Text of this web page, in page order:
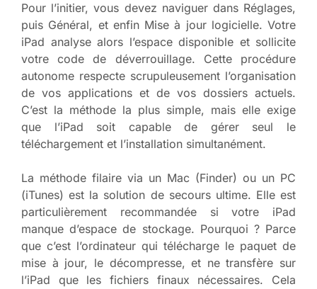
Pour l’initier, vous devez naviguer dans Réglages,
puis Général, et enfin Mise à jour logicielle. Votre
iPad analyse alors l’espace disponible et sollicite
votre code de déverrouillage. Cette procédure
autonome respecte scrupuleusement l’organisation
de vos applications et de vos dossiers actuels.
C’est la méthode la plus simple, mais elle exige
que l’iPad soit capable de gérer seul le
téléchargement et l’installation simultanément.
La méthode filaire via un Mac (Finder) ou un PC
(iTunes) est la solution de secours ultime. Elle est
particulièrement recommandée si votre iPad
manque d’espace de stockage. Pourquoi ? Parce
que c’est l’ordinateur qui télécharge le paquet de
mise à jour, le décompresse, et ne transfère sur
l’iPad que les fichiers finaux nécessaires. Cela